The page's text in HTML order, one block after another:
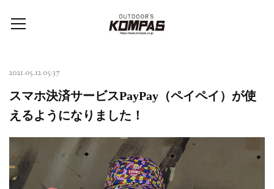
2021.05.12 05:37
スマホ決済サービスPayPay（ペイペイ）が使
えるようになりました！